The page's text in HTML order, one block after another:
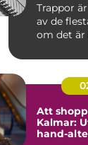
Trappor
av de
om det är
Att
Kalmar:
hand-